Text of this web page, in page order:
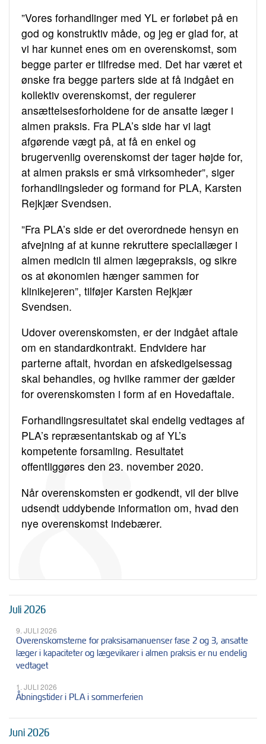
”Vores forhandlinger med YL er forløbet på en
god og konstruktiv måde, og jeg er glad for, at
vi har kunnet enes om en overenskomst, som
begge parter er tilfredse med. Det har været et
ønske fra begge parters side at få indgået en
kollektiv overenskomst, der regulerer
ansættelsesforholdene for de ansatte læger i
almen praksis. Fra PLA’s side har vi lagt
afgørende vægt på, at få en enkel og
brugervenlig overenskomst der tager højde for,
at almen praksis er små virksomheder”, siger
forhandlingsleder og formand for PLA, Karsten
Rejkjær Svendsen.
”Fra PLA’s side er det overordnede hensyn en
afvejning af at kunne rekruttere speciallæger i
almen medicin til almen lægepraksis, og sikre
os at økonomien hænger sammen for
klinikejeren”, tilføjer Karsten Rejkjær
Svendsen.
Udover overenskomsten, er der indgået aftale
om en standardkontrakt. Endvidere har
parterne aftalt, hvordan en afskedigelsessag
skal behandles, og hvilke rammer der gælder
for overenskomsten i form af en Hovedaftale.
Forhandlingsresultatet skal endelig vedtages af
PLA’s repræsentantskab og af YL’s
kompetente forsamling. Resultatet
offentliggøres den 23. november 2020.
Når overenskomsten er godkendt, vil der blive
udsendt uddybende information om, hvad den
nye overenskomst indebærer.
Juli 2026
9. JULI 2026
Overenskomsterne for praksisamanuenser fase 2 og 3, ansatte
læger i kapaciteter og lægevikarer i almen praksis er nu endelig
vedtaget
1. JULI 2026
Åbningstider i PLA i sommerferien
Juni 2026